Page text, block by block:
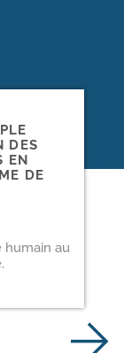
DES
EN
DE
humain au